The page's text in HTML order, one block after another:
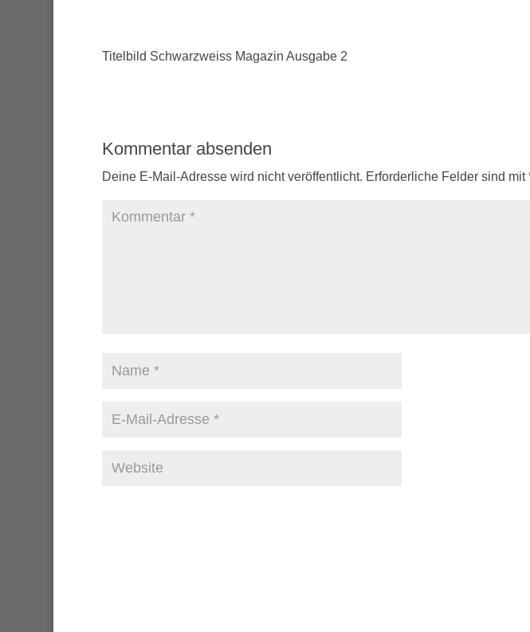
Titelbild Schwarzweiss Magazin Ausgabe 2
Kommentar absenden
Deine E-Mail-Adresse wird nicht veröffentlicht. Erforderliche Felder sind mit